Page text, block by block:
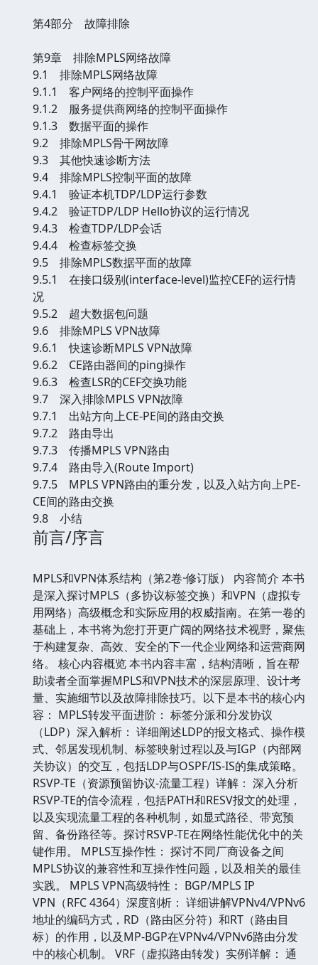
第4部分 故障排除
第9章 排除MPLS网络故障
9.1 排除MPLS网络故障
9.1.1 客户网络的控制平面操作
9.1.2 服务提供商网络的控制平面操作
9.1.3 数据平面的操作
9.2 排除MPLS骨干网故障
9.3 其他快速诊断方法
9.4 排除MPLS控制平面的故障
9.4.1 验证本机TDP/LDP运行参数
9.4.2 验证TDP/LDP Hello协议的运行情况
9.4.3 检查TDP/LDP会话
9.4.4 检查标签交换
9.5 排除MPLS数据平面的故障
9.5.1 在接口级别(interface-level)监控CEF的运行情
况
9.5.2 超大数据包问题
9.6 排除MPLS VPN故障
9.6.1 快速诊断MPLS VPN故障
9.6.2 CE路由器间的ping操作
9.6.3 检查LSR的CEF交换功能
9.7 深入排除MPLS VPN故障
9.7.1 出站方向上CE-PE间的路由交换
9.7.2 路由导出
9.7.3 传播MPLS VPN路由
9.7.4 路由导入(Route Import)
9.7.5 MPLS VPN路由的重分发，以及入站方向上PE-
CE间的路由交换
9.8 小结
前言/序言
MPLS和VPN体系结构（第2卷·修订版） 内容简介 本书
是深入探讨MPLS（多协议标签交换）和VPN（虚拟专
用网络）高级概念和实际应用的权威指南。在第一卷的
基础上，本书将为您打开更广阔的网络技术视野，聚焦
于构建复杂、高效、安全的下一代企业网络和运营商网
络。 核心内容概览 本书内容丰富，结构清晰，旨在帮
助读者全面掌握MPLS和VPN技术的深层原理、设计考
量、实施细节以及故障排除技巧。以下是本书的核心内
容： MPLS转发平面进阶： 标签分派和分发协议
（LDP）深入解析： 详细阐述LDP的报文格式、操作模
式、邻居发现机制、标签映射过程以及与IGP（内部网
关协议）的交互，包括LDP与OSPF/IS-IS的集成策略。
RSVP-TE（资源预留协议-流量工程）详解： 深入分析
RSVP-TE的信令流程，包括PATH和RESV报文的处理，
以及实现流量工程的各种机制，如显式路径、带宽预
留、备份路径等。探讨RSVP-TE在网络性能优化中的关
键作用。 MPLS互操作性： 探讨不同厂商设备之间
MPLS协议的兼容性和互操作性问题，以及相关的最佳
实践。 MPLS VPN高级特性： BGP/MPLS IP
VPN（RFC 4364）深度剖析： 详细讲解VPNv4/VPNv6
地址的编码方式，RD（路由区分符）和RT（路由目
标）的作用，以及MP-BGP在VPNv4/VPNv6路由分发
中的核心机制。 VRF（虚拟路由转发）实例详解： 通